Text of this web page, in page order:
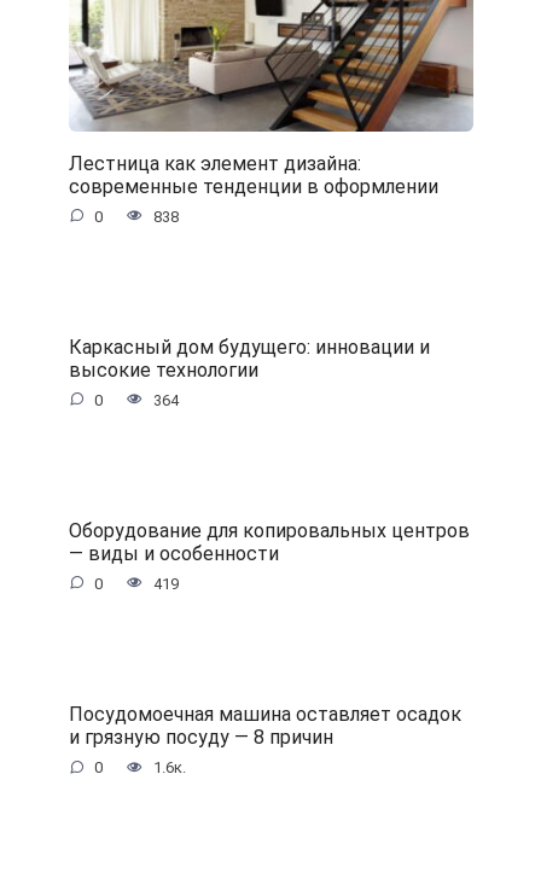
Лестница как элемент дизайна:
современные тенденции в оформлении
0 838
Каркасный дом будущего: инновации и
высокие технологии
0 364
Оборудование для копировальных центров
— виды и особенности
0 419
Посудомоечная машина оставляет осадок
и грязную посуду — 8 причин
0 1.6к.